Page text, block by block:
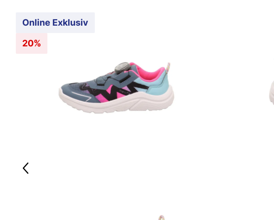
Online Exklusiv
20%